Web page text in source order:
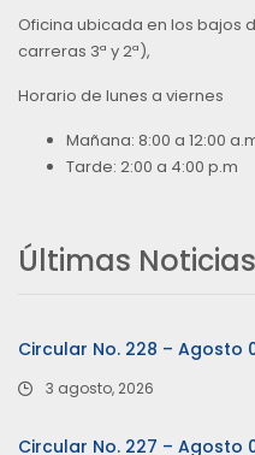
Oficina ubicada en los bajos
carreras 3ª y 2ª),
Horario de lunes a viernes
Mañana: 8:00 a 12:00
Tarde: 2:00 a 4:00 p.m
Últimas Noticias
Circular No. 228 – Agosto
3 agosto, 2026
Circular No. 227 – Agosto